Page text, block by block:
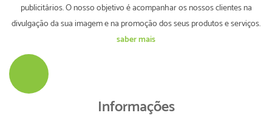
publicitários. O nosso objetivo é acompanhar os nossos clientes na
divulgação da sua imagem e na promoção dos seus produtos e serviços.
saber mais
Informações